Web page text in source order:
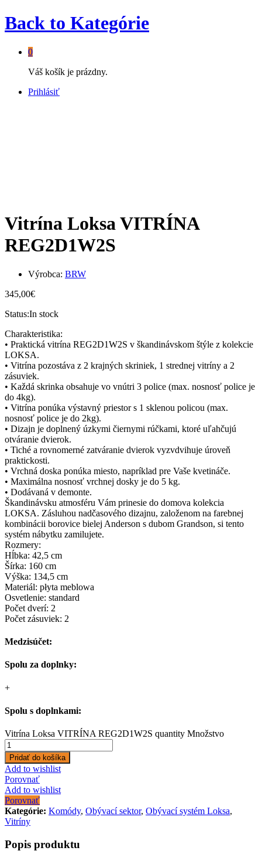
Back to Kategórie
0
Váš košík je prázdny.
Prihlásiť
Vitrína Loksa VITRÍNA
REG2D1W2S
Výrobca: BRW
345,00€
Status:In stock
Charakteristika:
• Praktická vitrína REG2D1W2S v škandinávskom štýle z kolekcie
LOKSA.
• Vitrína pozostáva z 2 krajných skriniek, 1 strednej vitríny a 2
zásuviek.
• Každá skrinka obsahuje vo vnútri 3 police (max. nosnosť police je
do 4kg).
• Vitrína ponúka výstavný priestor s 1 sklenou policou (max.
nosnosť police je do 2kg).
• Dizajn je doplnený úzkymi čiernymi rúčkami, ktoré uľahčujú
otváranie dvierok.
• Tiché a rovnomerné zatváranie dvierok vyzvdvihuje úroveň
praktickosti.
• Vrchná doska ponúka miesto, napríklad pre Vaše kvetináče.
• Maximálna nosnosť vrchnej dosky je do 5 kg.
• Dodávaná v demonte.
Škandinávsku atmosféru Vám prinesie do domova kolekcia
LOKSA. Zásluhou nadčasového dizajnu, založenom na farebnej
kombinácii borovice bielej Anderson s dubom Grandson, si tento
systém nábytku zamilujete.
Rozmery:
Hĺbka: 42,5 cm
Šírka: 160 cm
Výška: 134,5 cm
Materiál: płyta meblowa
Osvetlenie: standard
Počet dverí: 2
Počet zásuviek: 2
Medzisúčet:
Spolu za doplnky:
+
Spolu s doplnkami:
Vitrína Loksa VITRÍNA REG2D1W2S quantity Množstvo
Pridať do košíka
Add to wishlist
Porovnať
Add to wishlist
Porovnať
Kategórie: Komódy, Obývací sektor, Obývací systém Loksa,
Vitríny
Popis produktu